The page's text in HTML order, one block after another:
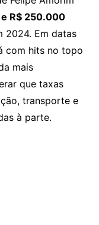
R$ 250.000
2024. Em datas
com hits no topo
mais
que taxas
transporte e
à parte.